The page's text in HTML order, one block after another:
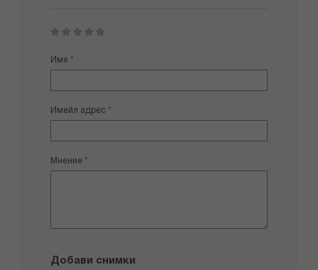
star
stars
stars
stars
stars
Име
Имейл адрес
Мнение
Добави снимки